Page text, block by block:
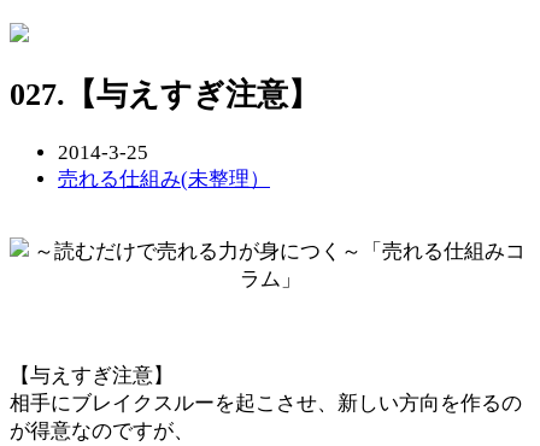
027.【与えすぎ注意】
2014-3-25
売れる仕組み(未整理）
【与えすぎ注意】
相手にブレイクスルーを起こさせ、新しい方向を作るの
が得意なのですが、